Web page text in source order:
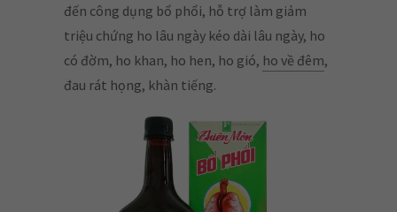
đến công dụng bổ phổi, hỗ trợ làm giảm
triệu chứng ho lâu ngày kéo dài lâu ngày, ho
có đờm, ho khan, ho hen, ho gió, ho về đêm,
đau rát họng, khàn tiếng.